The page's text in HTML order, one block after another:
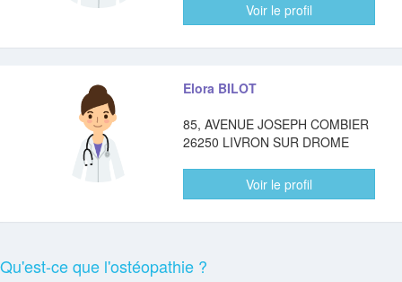
Voir le profil
Elora BILOT
85, AVENUE JOSEPH COMBIER
26250 LIVRON SUR DROME
Voir le profil
Qu'est-ce que l'ostéopathie ?